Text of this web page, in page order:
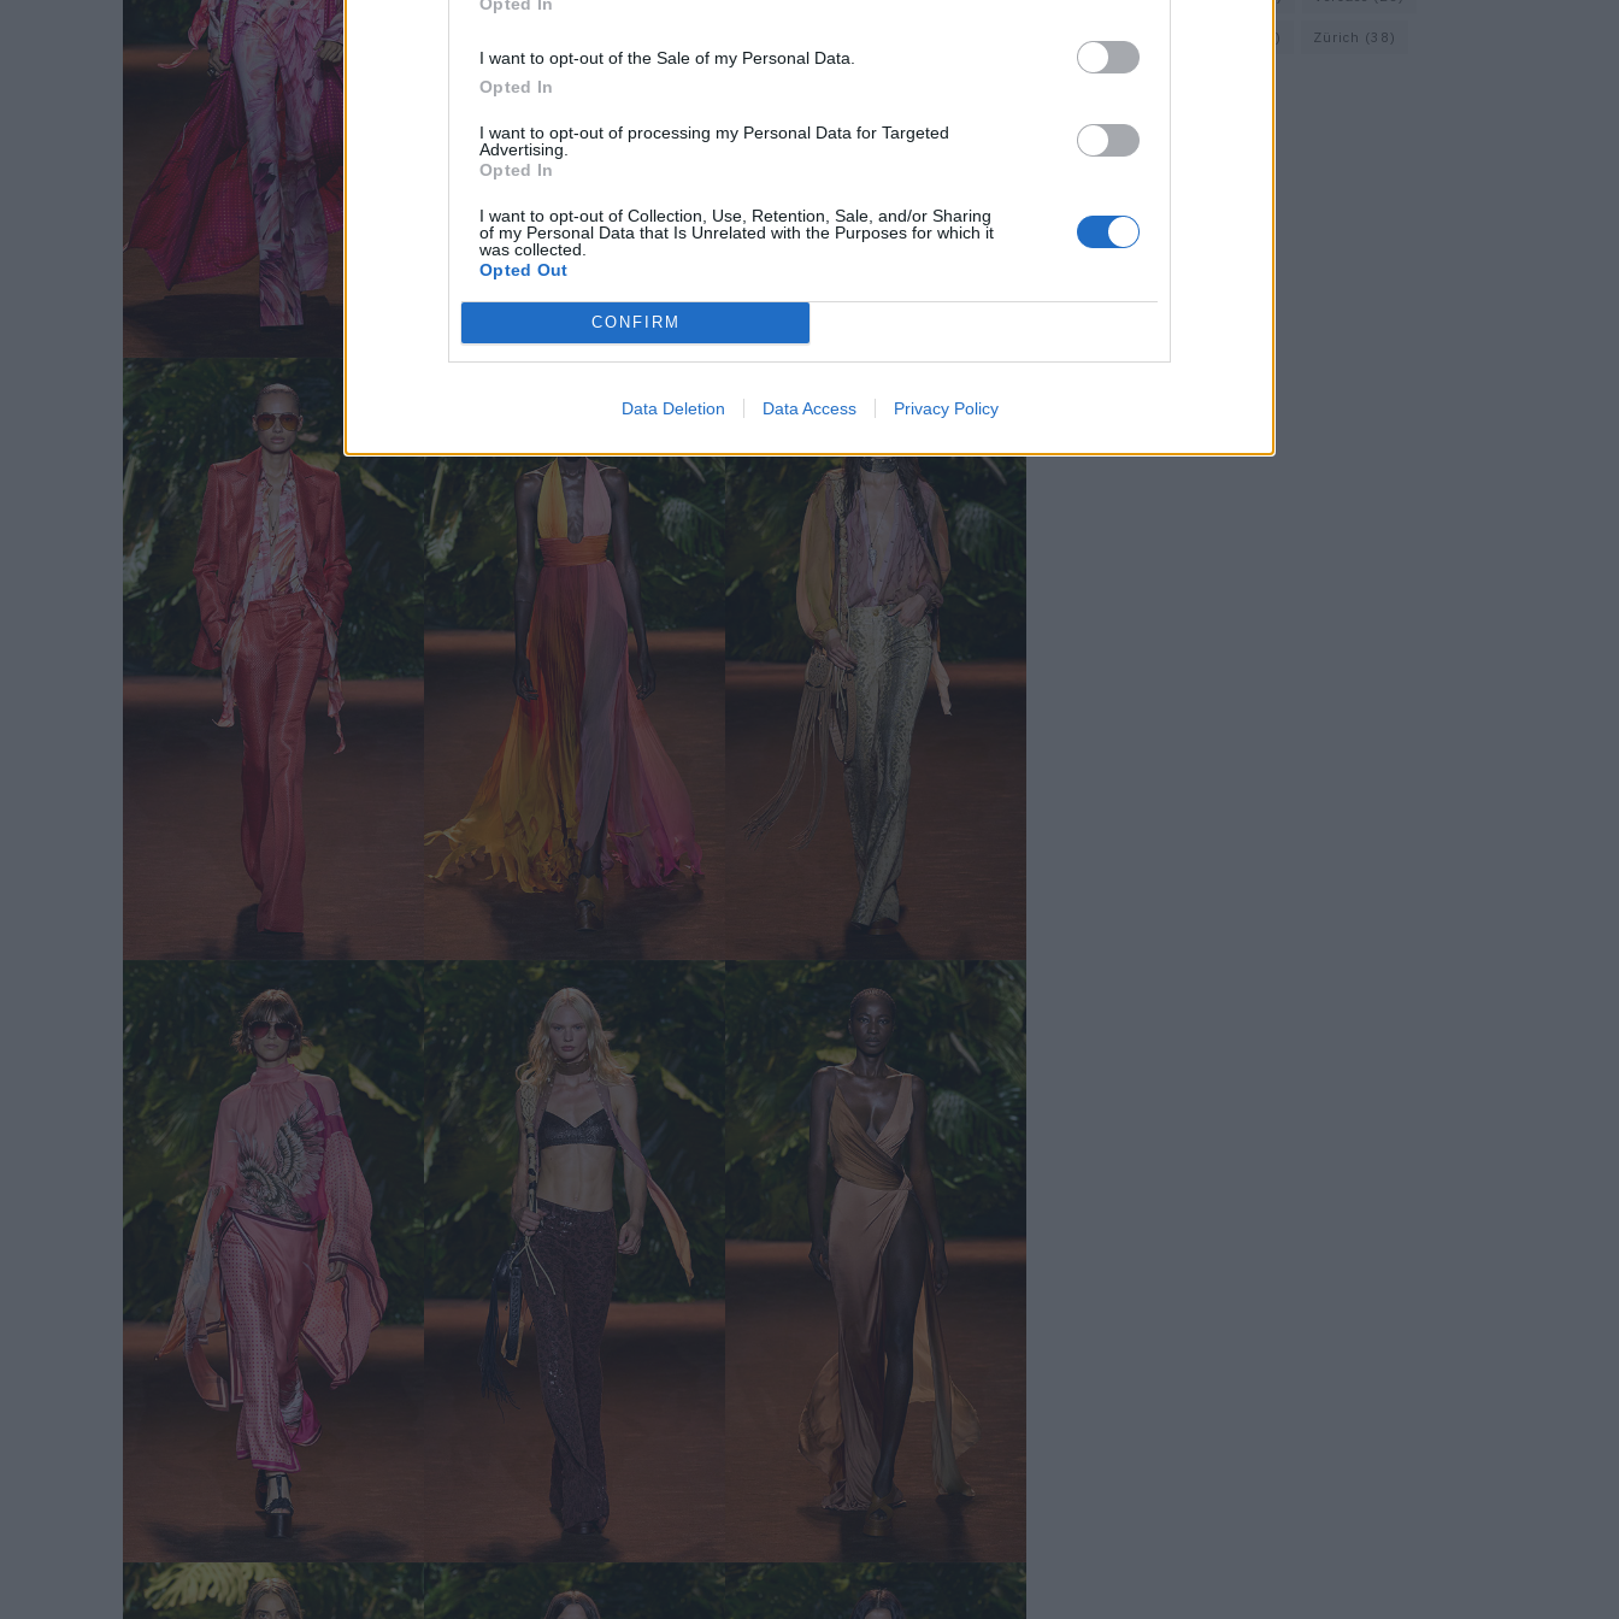
I want to opt-out of the Sale of my Personal Data.
Opted In
I want to opt-out of processing my Personal Data for Targeted
Advertising.
Opted In
I want to opt-out of Collection, Use, Retention, Sale, and/or Sharing
of my Personal Data that Is Unrelated with the Purposes for which it
was collected.
Opted Out
CONFIRM
Data Deletion Data Access Privacy Policy
Wolford (18) Zürich (38)